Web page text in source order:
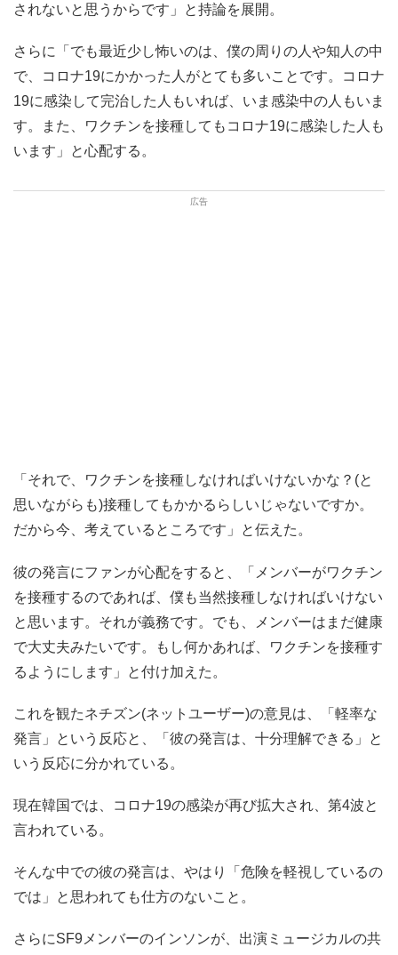
されないと思うからです」と持論を展開。
さらに「でも最近少し怖いのは、僕の周りの人や知人の中
で、コロナ19にかかった人がとても多いことです。コロナ
19に感染して完治した人もいれば、いま感染中の人もいま
す。また、ワクチンを接種してもコロナ19に感染した人も
います」と心配する。
「それで、ワクチンを接種しなければいけないかな？(と
思いながらも)接種してもかかるらしいじゃないですか。
だから今、考えているところです」と伝えた。
彼の発言にファンが心配をすると、「メンバーがワクチン
を接種するのであれば、僕も当然接種しなければいけない
と思います。それが義務です。でも、メンバーはまだ健康
で大丈夫みたいです。もし何かあれば、ワクチンを接種す
るようにします」と付け加えた。
これを観たネチズン(ネットユーザー)の意見は、「軽率な
発言」という反応と、「彼の発言は、十分理解できる」と
いう反応に分かれている。
現在韓国では、コロナ19の感染が再び拡大され、第4波と
言われている。
そんな中での彼の発言は、やはり「危険を軽視しているの
では」と思われても仕方のないこと。
さらにSF9メンバーのインソンが、出演ミュージカルの共